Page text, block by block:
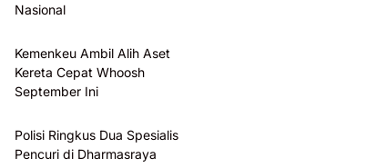
Nasional
Kemenkeu Ambil Alih Aset
Kereta Cepat Whoosh
September Ini
Polisi Ringkus Dua Spesialis
Pencuri di Dharmasraya